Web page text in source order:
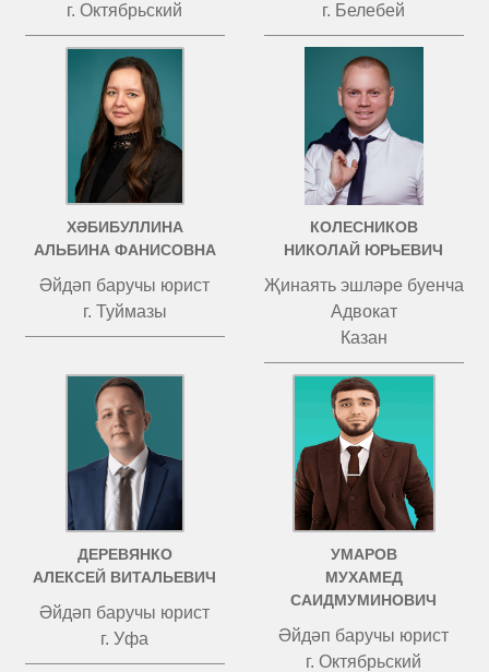
г. Октябрьский
г. Белебей
ХӘБИБУЛЛИНА
АЛЬБИНА ФАНИСОВНА
Әйдәп баручы юрист
г. Туймазы
КОЛЕСНИКОВ
НИКОЛАЙ ЮРЬЕВИЧ
Җинаять эшләре буенча
Адвокат
Казан
ДЕРЕВЯНКО
АЛЕКСЕЙ ВИТАЛЬЕВИЧ
Әйдәп баручы юрист
г. Уфа
УМАРОВ
МУХАМЕД
САИДМУМИНОВИЧ
Әйдәп баручы юрист
г. Октябрьский